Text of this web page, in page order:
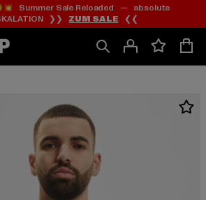
Zum
Inhalt
springen
Zum
Fußzeile
springen
Summer Sale Reloaded — absolute
❯❯ ZUM SALE ❮❮